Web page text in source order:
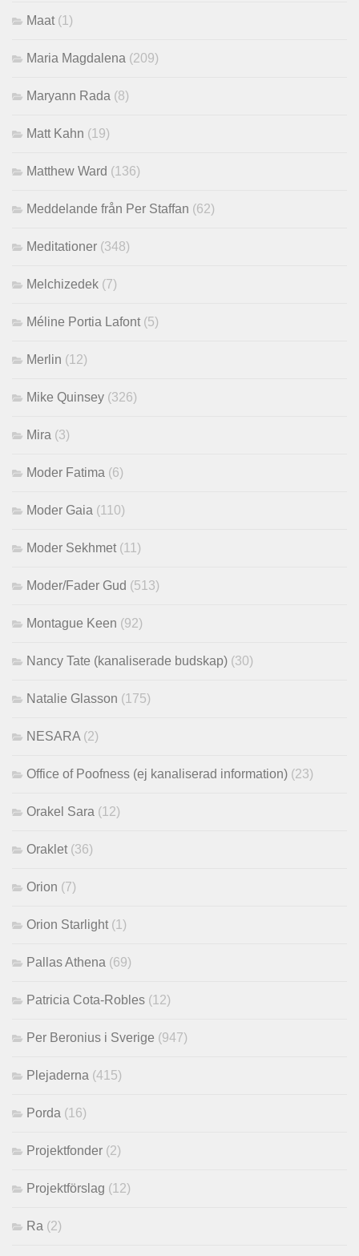
Maat (1)
Maria Magdalena (209)
Maryann Rada (8)
Matt Kahn (19)
Matthew Ward (136)
Meddelande från Per Staffan (62)
Meditationer (348)
Melchizedek (7)
Méline Portia Lafont (5)
Merlin (12)
Mike Quinsey (326)
Mira (3)
Moder Fatima (6)
Moder Gaia (110)
Moder Sekhmet (11)
Moder/Fader Gud (513)
Montague Keen (92)
Nancy Tate (kanaliserade budskap) (30)
Natalie Glasson (175)
NESARA (2)
Office of Poofness (ej kanaliserad information) (23)
Orakel Sara (12)
Oraklet (36)
Orion (7)
Orion Starlight (1)
Pallas Athena (69)
Patricia Cota-Robles (12)
Per Beronius i Sverige (947)
Plejaderna (415)
Porda (16)
Projektfonder (2)
Projektförslag (12)
Ra (2)